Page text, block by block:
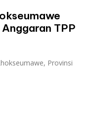
TPP
Provinsi